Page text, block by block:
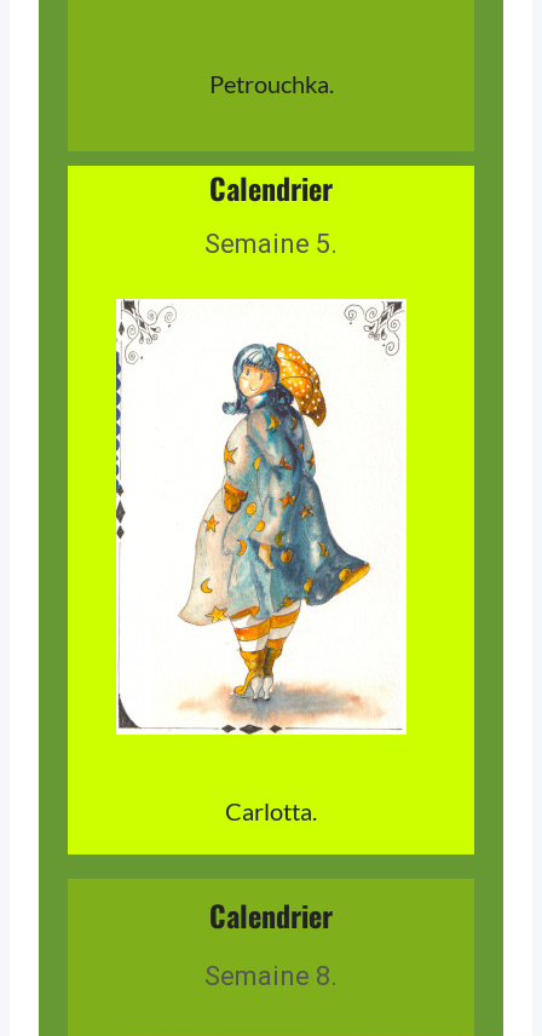
Petrouchka.
Calendrier
Semaine 5.
Carlotta.
Calendrier
Semaine 8.